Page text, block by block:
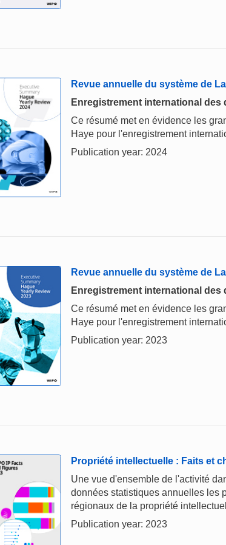
Revue annuelle du système de
Enregistrement international
Ce résumé met en évidence les
Haye pour l'enregistrement
Publication year: 2024
Revue annuelle du système de
Enregistrement international
Ce résumé met en évidence les
Haye pour l'enregistrement
Publication year: 2023
Propriété intellectuelle : Faits et
Une vue d'ensemble de l'activité
données statistiques annuelles les
régionaux de la propriété
Publication year: 2023